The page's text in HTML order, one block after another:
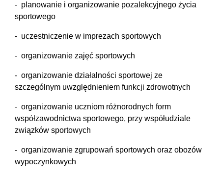
- planowanie i organizowanie pozalekcyjnego życia
sportowego
- uczestniczenie w imprezach sportowych
- organizowanie zajęć sportowych
- organizowanie działalności sportowej ze
szczególnym uwzględnieniem funkcji zdrowotnych
- organizowanie uczniom różnorodnych form
współzawodnictwa sportowego, przy współudziale
związków sportowych
- organizowanie zgrupowań sportowych oraz obozów
wypoczynkowych